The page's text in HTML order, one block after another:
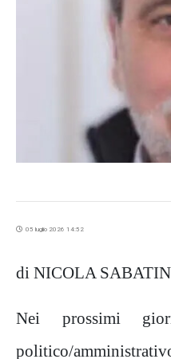
05 luglio 2026 14:52
di NICOLA
Nei prossimi
politico/